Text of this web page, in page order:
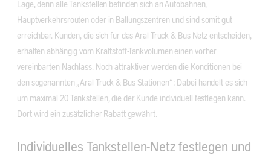
Lage, denn alle Tankstellen befinden sich an Autobahnen,
Hauptverkehrsrouten oder in Ballungszentren und sind somit gut
erreichbar. Kunden, die sich für das Aral Truck & Bus Netz entscheiden,
erhalten abhängig vom Kraftstoff-Tankvolumen einen vorher
vereinbarten Nachlass. Noch attraktiver werden die Konditionen bei
den sogenannten „Aral Truck & Bus Stationen“: Dabei handelt es sich
um maximal 20 Tankstellen, die der Kunde individuell festlegen kann.
Dort wird ein zusätzlicher Rabatt gewährt.
Individuelles Tankstellen-Netz festlegen und